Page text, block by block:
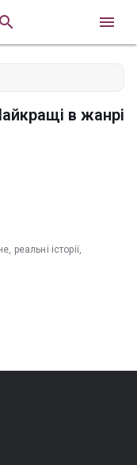
 
в жанрі
реальні історії,